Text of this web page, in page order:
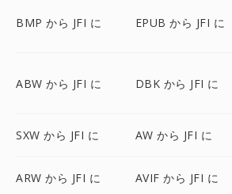
BMP から JFI に EPUB から JFI に
ABW から JFI に DBK から JFI に
SXW から JFI に AW から JFI に
ARW から JFI に AVIF から JFI に